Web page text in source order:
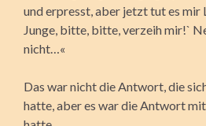
und erpresst, aber jetzt tut es mir
Junge, bitte, bitte, verzeih mir!`
nicht…«
Das war nicht die Antwort, die
hatte, aber es war die Antwort